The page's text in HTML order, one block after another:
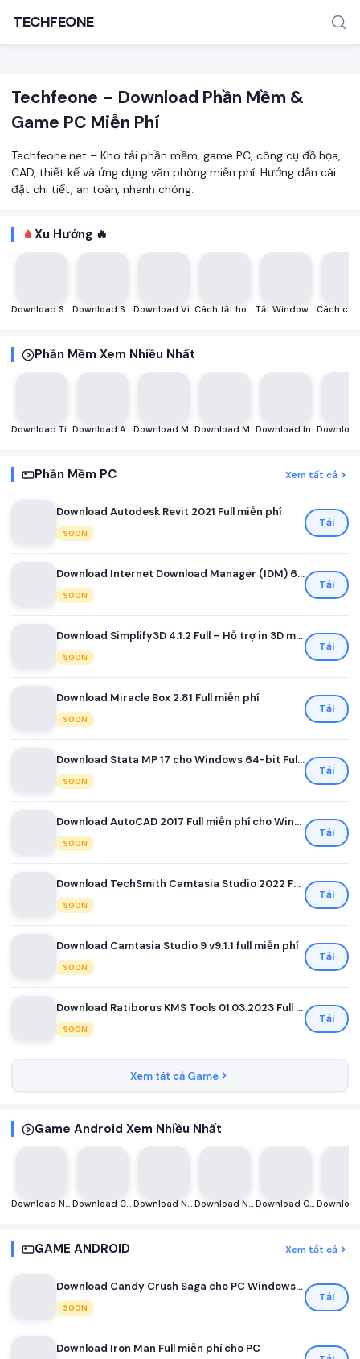
TÌM KIẾM PHỔ BIẾN
TECHFEONE
Techfeone – Download Phần Mềm &
Game PC Miễn Phí
Techfeone.net – Kho tải phần mềm, game PC, công cụ đồ họa,
CAD, thiết kế và ứng dụng văn phòng miễn phí. Hướng dẫn cài
đặt chi tiết, an toàn, nhanh chóng.
Xu Hướng 🔥
Download Substance Painter 9.1 (2024) full – Mô hình nhân vật 3D miễn phí Download Steinberg Absolute 6 Virtual Instrument Collection v2023 Full miễn phí Download Visual Studio 2010 Professional Full miễn phí Cách tắt hoặc vô hiệu hóa Windows Defender trong Windows 10/11 Tắt Windows Defender nhanh chóng bằng Defender Control
Phần Mềm Xem Nhiều Nhất
Download TinyTask Full cho Windows – Tự động nhấp chuột, bàn phím miễn phí Download Autodesk Revit 2021 Full miễn phí Download Minitab 21 Full phiên bản mới nhất [2023] miễn phí Download Minitab 20 Full – Công cụ phân tích dữ liệu và thống kê miễn phí Download Internet Download Manager (IDM) 6.36 Build 7 Full Miễn Phí
Phần Mềm PC Xem tất cả
Download Autodesk Revit 2021 Full miễn phí
SOON
Tải
Download Internet Download Manager (IDM) 6.36 Build 7 Full Miễn Phí
SOON
Tải
Download Simplify3D 4.1.2 Full – Hỗ trợ in 3D miễn phí
SOON
Tải
Download Miracle Box 2.81 Full miễn phí
SOON
Tải
Download Stata MP 17 cho Windows 64-bit Full miễn phí
SOON
Tải
Download AutoCAD 2017 Full miễn phí cho Windows
SOON
Tải
Download TechSmith Camtasia Studio 2022 Full miễn phí
SOON
Tải
Download Camtasia Studio 9 v9.1.1 full miễn phí
SOON
Tải
Download Ratiborus KMS Tools 01.03.2023 Full miễn phí
SOON
Tải
Xem tất cả Game
Game Android Xem Nhiều Nhất
Download NBA 2K14 Full – Trò chơi bóng rổ miễn phí cho PC Download Call Of Duty: Modern Warfare 2 Campaign Remastered Full miễn phí cho PC Download Need for Speed ​​Carbon [NFS Carbon] Full miễn phí cho PC Download Need For Speed ​​Most Wanted 2005 Full miễn phí cho PC Download Call Of Duty: Black Ops 1 Full – trò chơi bắn súng miễn phí cho PC
GAME ANDROID Xem tất cả
Download Candy Crush Saga cho PC Windows Full miễn phí
SOON
Tải
Download Iron Man Full miễn phí cho PC